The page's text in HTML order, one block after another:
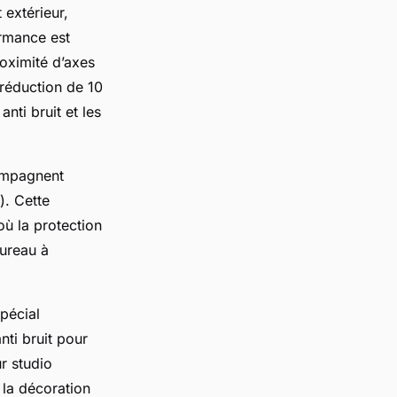
est
d’axes
de 10
bruit et les
Cette
la protection
à
bruit pour
studio
décoration